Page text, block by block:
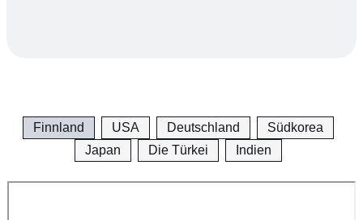
Finnland USA Deutschland
Südkorea
Japan
Die Türkei Indien